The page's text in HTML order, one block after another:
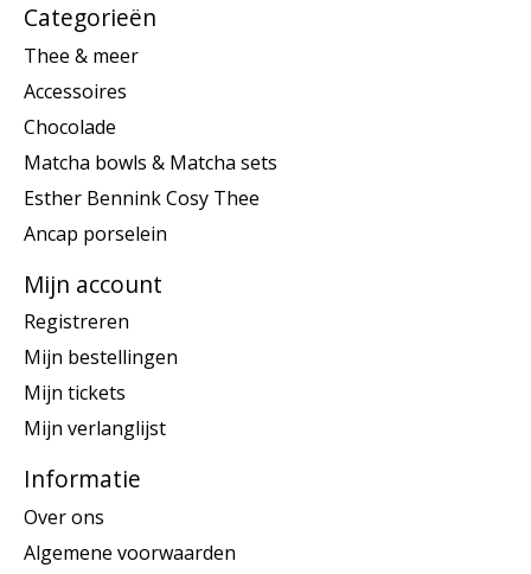
Categorieën
Thee & meer
Accessoires
Chocolade
Matcha bowls & Matcha sets
Esther Bennink Cosy Thee
Ancap porselein
Mijn account
Registreren
Mijn bestellingen
Mijn tickets
Mijn verlanglijst
Informatie
Over ons
Algemene voorwaarden